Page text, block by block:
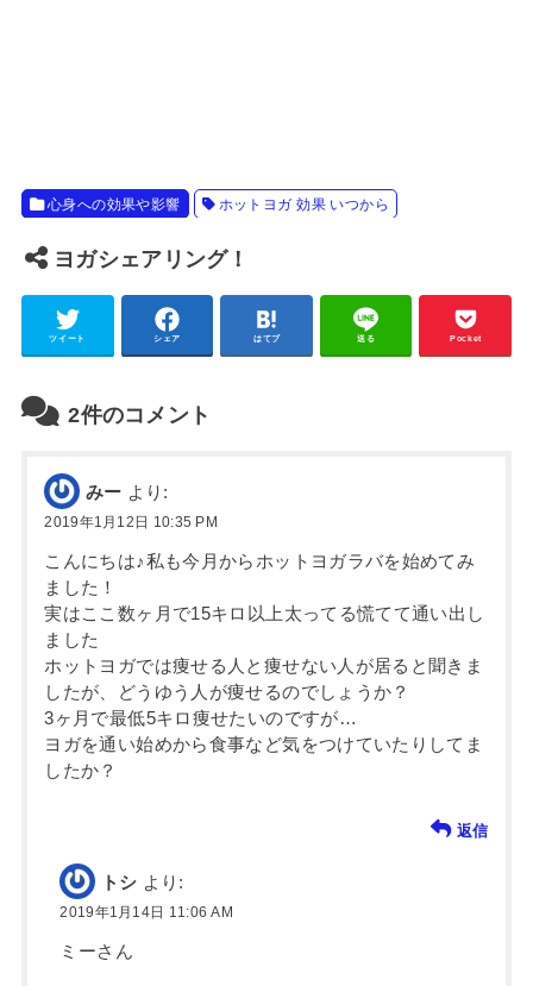
心身への効果や影響 ホットヨガ 効果 いつから
ヨガシェアリング！
ツイート シェア はてブ 送る Pocket
2件のコメント
みー より:
2019年1月12日 10:35 PM
こんにちは♪私も今月からホットヨガラバを始めてみ
ました！
実はここ数ヶ月で15キロ以上太ってる慌てて通い出し
ました
ホットヨガでは痩せる人と痩せない人が居ると聞きま
したが、どうゆう人が痩せるのでしょうか？
3ヶ月で最低5キロ痩せたいのですが…
ヨガを通い始めから食事など気をつけていたりしてま
したか？
返信
トシ より:
2019年1月14日 11:06 AM
ミーさん